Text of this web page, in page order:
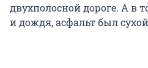
двухполосной дороге. А в
и дождя, асфальт был